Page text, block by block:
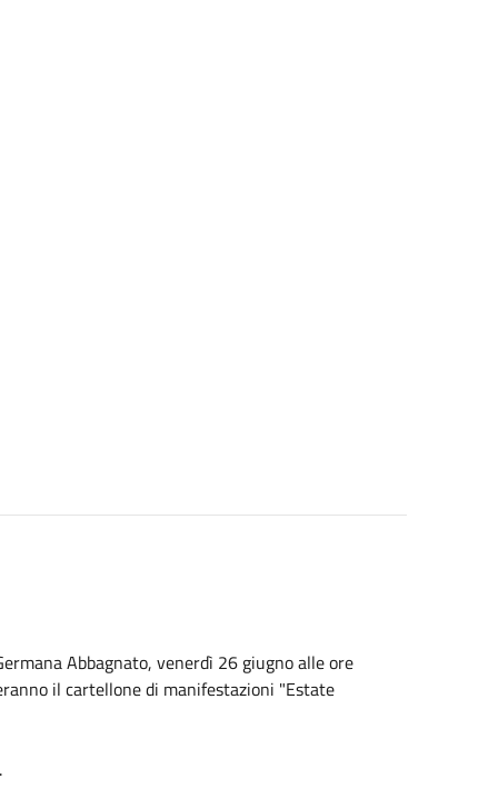
Abbagnato, venerdì 26 giugno alle ore
il cartellone di manifestazioni "Estate